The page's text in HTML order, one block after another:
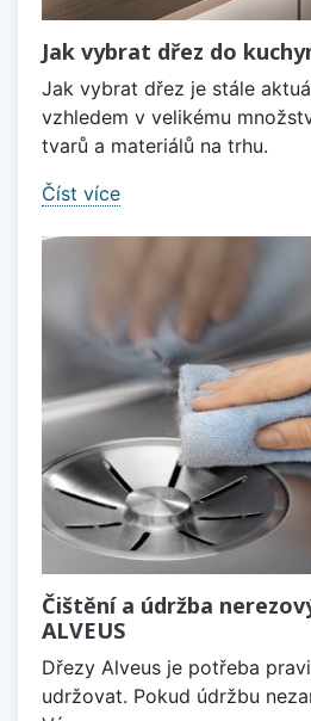
Jak vybrat dřez do
Jak vybrat dřez je stále
vzhledem v velikému
tvarů a materiálů na trhu.
Číst více
Čištění a údržba
ALVEUS
Dřezy Alveus je potřeba
udržovat. Pokud údržbu